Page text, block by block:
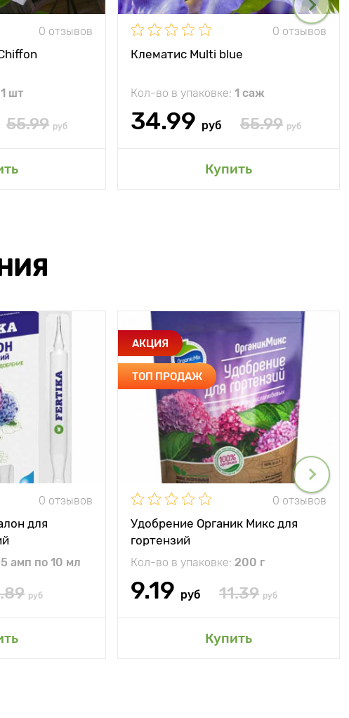
0 отзывов
1 шт
55.99 руб
0 отзывов
Клематис Multi blue
Кол-во в упаковке: 1 саж
34.99 руб 55.99 руб
Купить
0 отзывов
для
5 амп по 10 мл
руб
АКЦИЯ
ТОП ПРОДАЖ
0 отзывов
Удобрение Органик Микс для
гортензий
Кол-во в упаковке: 200 г
9.19 руб 11.39 руб
Купить